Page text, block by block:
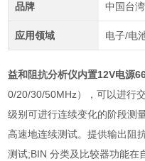
品牌 中国台
应用领域 电子/电
益和阻抗分析仪内置12V电源
0/20/30/50MHz），可以进行
级别可进行连续变化的阶段测
高速地连续测试。提供输出阻
测试;BIN 分类及比较器功能在